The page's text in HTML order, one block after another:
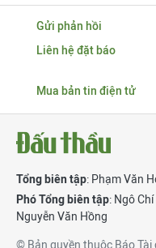
Gửi phản hồi
Liên hệ đặt báo
Mua bản tin điện tử
Tổng biên tập: Phạm Văn
Phó Tổng biên tập: Ngô Chí
Nguyễn Văn Hồng
© Bản quyền thuộc Báo Tài